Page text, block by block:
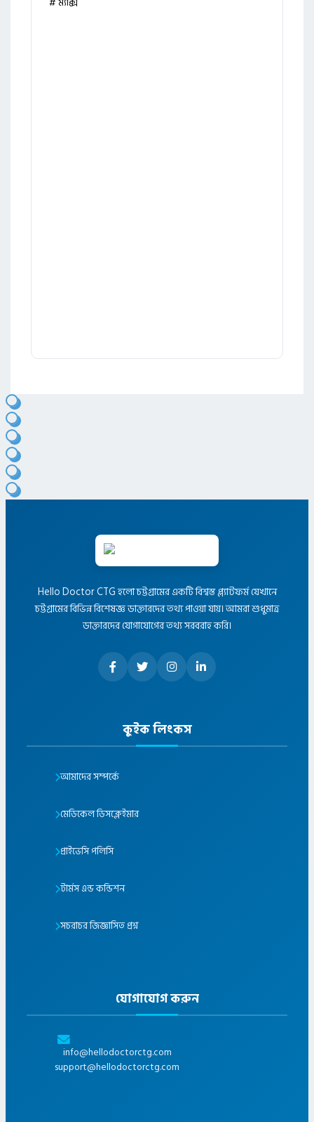
Hello Doctor CTG হলো চট্টগ্রামের একটি বিশ্বস্ত প্ল্যাটফর্ম যেখানে
চট্টগ্রামের বিভিন্ন বিশেষজ্ঞ ডাক্তারদের তথ্য পাওয়া যায়। আমরা শুধুমাত্র
ডাক্তারদের যোগাযোগের তথ্য সরবরাহ করি।
কুইক লিংকস
আমাদের সম্পর্কে
মেডিকেল ডিসক্লেইমার
প্রাইভেসি পলিসি
টার্মস এন্ড কন্ডিশন
সচরাচর জিজ্ঞাসিত প্রশ্ন
যোগাযোগ করুন
info@hellodoctorctg.com
support@hellodoctorctg.com